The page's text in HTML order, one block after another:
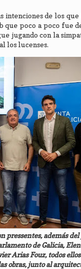
intenciones de los
que poco a poco fue
jugando con la
los lucenses.
además
de Galicia,
Arias Fouz, todos
obras, junto al